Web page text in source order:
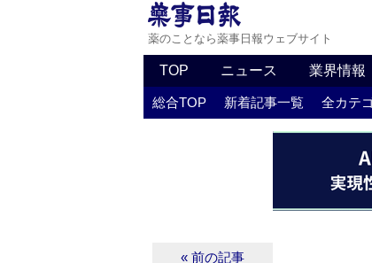
薬のことなら薬事日報ウェブサイト
TOP ニュース 業界情報
総合TOP 新着記事一覧 全カテ
« 前の記事